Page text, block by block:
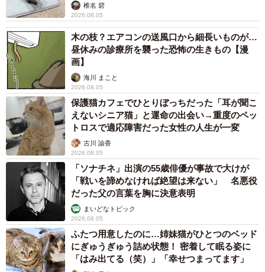
椎名 碧
2026.08.05
木の枝？エアコンの送風口から細長いものが…
昼休みの診療所を襲った恐怖の生きもの【漫
画】
海川 まこと
2026.08.05
保護猫カフェでひとりぼっちだった「耳が聞こ
えないシニア猫」と運命の出会い→重度のペッ
トロスで適応障害だった女性の人生が一変
古川 諭香
2026.08.05
「ソナチネ」出演の55歳俳優が事故で大けが
「戦いを諦めなければ絶望は来ない」 名悪役
だった父の言葉を胸に決意表明
まいどなトピック
2026.08.05
ふたつ用意したのに…姉妹猫がひとつのベッド
にぎゅうぎゅう詰め状態！ 密着して眠る姿に
「はみ出てる（笑）」「幸せつまってます」